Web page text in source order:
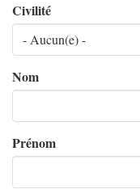
Civilité
Nom
Prénom